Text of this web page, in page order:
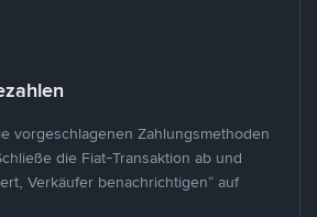
vorgeschlagenen Zahlungsmethoden
die Fiat-Transaktion ab und
Verkäufer benachrichtigen“ auf